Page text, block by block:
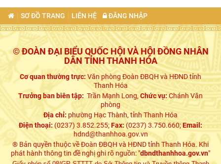
SƠ ĐỒ TRANG LIÊN HỆ ĐĂNG NHẬP
© ĐOÀN ĐẠI BIỂU QUỐC HỘI VÀ HỘI ĐỒNG NHÂN
DÂN TỈNH THANH HÓA
Cơ quan thường trực:Văn phòng Đoàn ĐBQH và HĐND tỉnh
Thanh Hóa
Trưởng ban biên tập: Trần Mạnh Long,Chức vụ:Chánh Văn
phòng
Địa chỉ: phường Hạc Thành, tỉnh Thanh Hóa
Điện thoại: (0237) 3.852.255;Fax:(0237) 3.750.660;Email:
hdnd@thanhhoa.gov.vn
® Bản quyền thuộc về Đoàn ĐBQH và HĐND tỉnh Thanh Hóa. Khi
phát hành thông tin đề nghị ghi rõ nguồn: "dbndthanhhoa.gov.vn"